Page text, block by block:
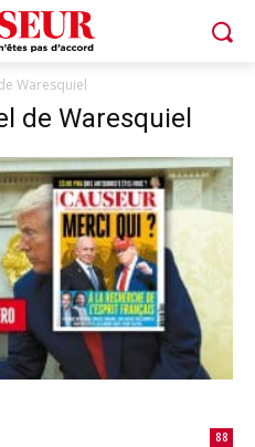
Waresquiel
de Waresquiel
88